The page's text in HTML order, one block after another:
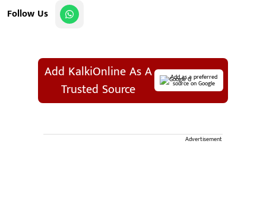
Follow Us
Add KalkiOnline As A
Trusted Source
Add as a preferred
source on Google
Advertisement